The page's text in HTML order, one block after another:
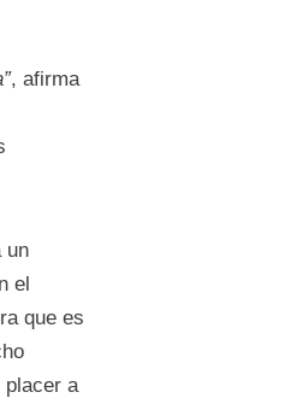
, afirma
un
el
que es
a